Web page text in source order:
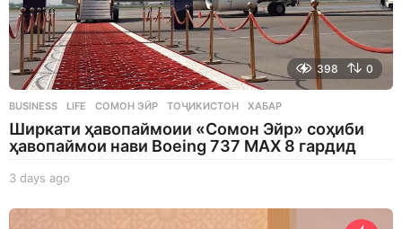
398 0
BUSINESS ,LIFE СОМОН ЭЙР ,ТОҶИКИСТОН ,ХАБАР
Ширкати ҳавопаймоии «Сомон Эйр» соҳиби
ҳавопаймои нави Boeing 737 MAX 8 гардид
3 days ago
a